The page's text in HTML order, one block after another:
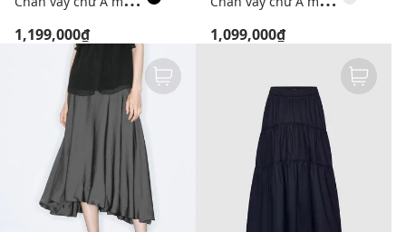
1,199,000₫ 1,099,000₫